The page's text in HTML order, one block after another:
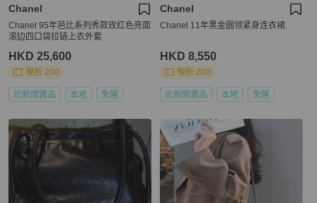
Chanel
Chanel 95年芭比系列秀款玫红色亮面
滚边四口袋拉链上衣外套
HKD 25,600
現折 200
近新閒置品 本地 免運
Chanel
Chanel 11年黑金圆领紧身连衣裙
HKD 8,550
現折 200
近新閒置品 本地 免運